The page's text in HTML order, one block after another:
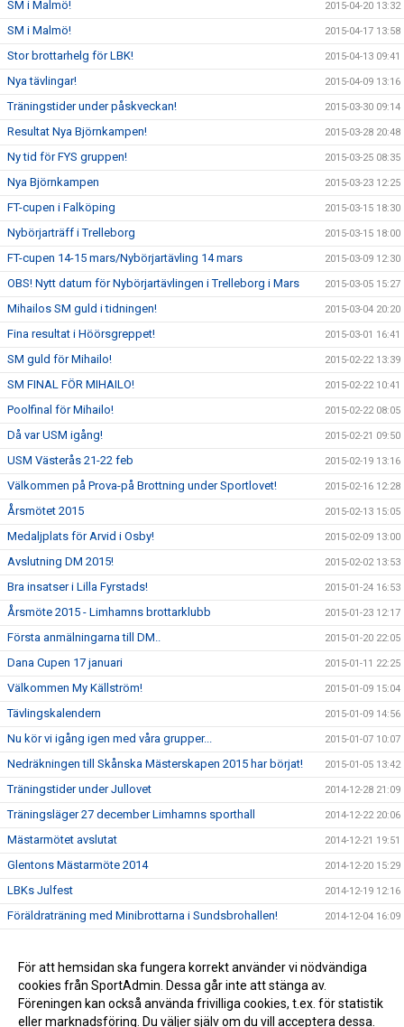
SM i Malmö! 2015-04-20 13:32
SM i Malmö! 2015-04-17 13:58
Stor brottarhelg för LBK! 2015-04-13 09:41
Nya tävlingar! 2015-04-09 13:16
Träningstider under påskveckan! 2015-03-30 09:14
Resultat Nya Björnkampen! 2015-03-28 20:48
Ny tid för FYS gruppen! 2015-03-25 08:35
Nya Björnkampen 2015-03-23 12:25
FT-cupen i Falköping 2015-03-15 18:30
Nybörjarträff i Trelleborg 2015-03-15 18:00
FT-cupen 14-15 mars/Nybörjartävling 14 mars 2015-03-09 12:30
OBS! Nytt datum för Nybörjartävlingen i Trelleborg i Mars 2015-03-05 15:27
Mihailos SM guld i tidningen! 2015-03-04 20:20
Fina resultat i Höörsgreppet! 2015-03-01 16:41
SM guld för Mihailo! 2015-02-22 13:39
SM FINAL FÖR MIHAILO! 2015-02-22 10:41
Poolfinal för Mihailo! 2015-02-22 08:05
Då var USM igång! 2015-02-21 09:50
USM Västerås 21-22 feb 2015-02-19 13:16
Välkommen på Prova-på Brottning under Sportlovet! 2015-02-16 12:28
Årsmötet 2015 2015-02-13 15:05
Medaljplats för Arvid i Osby! 2015-02-09 13:00
Avslutning DM 2015! 2015-02-02 13:53
Bra insatser i Lilla Fyrstads! 2015-01-24 16:53
Årsmöte 2015 - Limhamns brottarklubb 2015-01-23 12:17
Första anmälningarna till DM.. 2015-01-20 22:05
Dana Cupen 17 januari 2015-01-11 22:25
Välkommen My Källström! 2015-01-09 15:04
Tävlingskalendern 2015-01-09 14:56
Nu kör vi igång igen med våra grupper... 2015-01-07 10:07
Nedräkningen till Skånska Mästerskapen 2015 har börjat! 2015-01-05 13:42
Träningstider under Jullovet 2014-12-28 21:09
Träningsläger 27 december Limhamns sporthall 2014-12-22 20:06
Mästarmötet avslutat 2014-12-21 19:51
Glentons Mästarmöte 2014 2014-12-20 15:29
LBKs Julfest 2014-12-19 12:16
Föräldraträning med Minibrottarna i Sundsbrohallen! 2014-12-04 16:09
Loggan sitter på plats i träningshallen 2014-11-04 10:35
Hopp & lek har startat i Sundsbrohallen, Bunkeflo 2014-08-25 14:02
För att hemsidan ska fungera korrekt använder vi nödvändiga
cookies från SportAdmin. Dessa går inte att stänga av.
Föreningen kan också använda frivilliga cookies, t.ex. för statistik
eller marknadsföring. Du väljer själv om du vill acceptera dessa.